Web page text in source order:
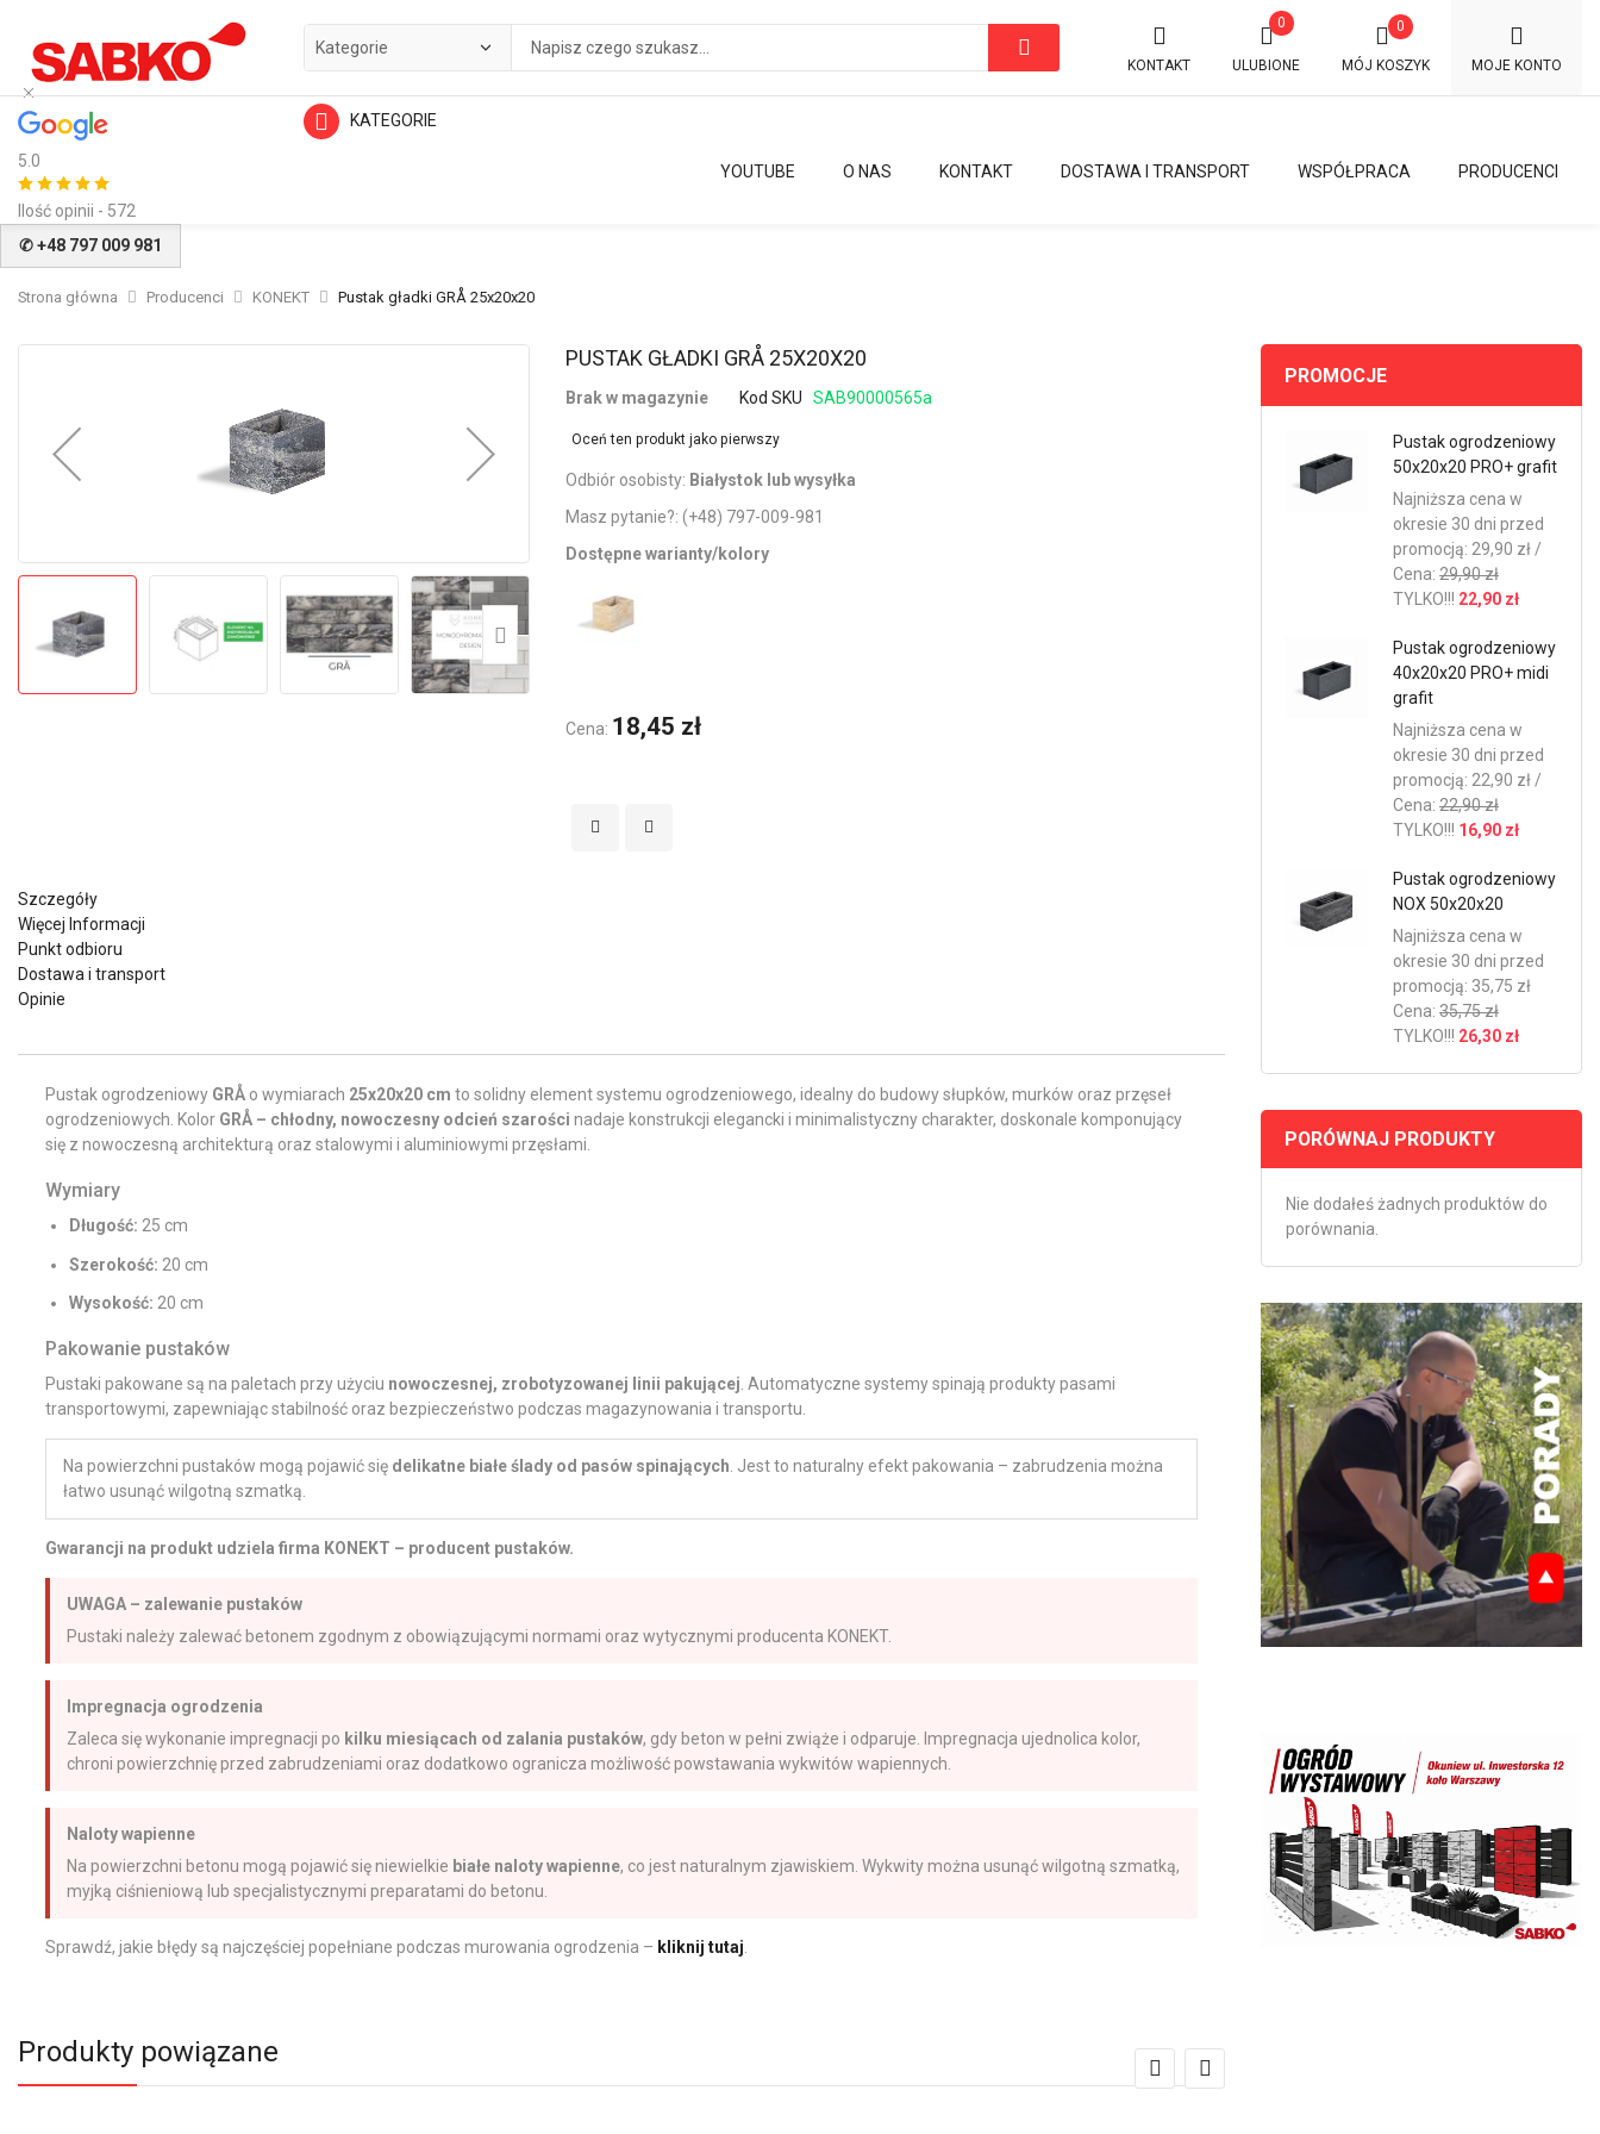
5.0
Ilość opinii - 572
KONTAKT
0
ULUBIONE MÓJ KOSZYK
0
MOJE KONTO
KATEGORIE
PRODUCENCI
WSPÓŁPRACA
DOSTAWA I TRANSPORT
KONTAKT
O NAS
YOUTUBE
✆ +48 797 009 981
Strona główna Producenci KONEKT Pustak gładki GRÅ 25x20x20
Przejdź
początek
PUSTAK GŁADKI GRÅ 25X20X20
Brak w magazynie Kod SKU SAB90000565a
Oceń ten produkt jako pierwszy
Odbiór osobisty: Białystok lub wysyłka
Masz pytanie?: (+48) 797-009-981
Dostępne warianty/kolory
Cena: 18,45 zł
Szczegóły
Więcej Informacji
Punkt odbioru
Dostawa i transport
Opinie
Pustak ogrodzeniowy GRÅ o wymiarach 25x20x20 cm to solidny element systemu ogrodzeniowego, idealny do budowy słupków, murków oraz przęseł
ogrodzeniowych. Kolor GRÅ – chłodny, nowoczesny odcień szarości nadaje konstrukcji elegancki i minimalistyczny charakter, doskonale komponujący
się z nowoczesną architekturą oraz stalowymi i aluminiowymi przęsłami.
Wymiary
Długość: 25 cm
Szerokość: 20 cm
Wysokość: 20 cm
Pakowanie pustaków
Pustaki pakowane są na paletach przy użyciu nowoczesnej, zrobotyzowanej linii pakującej . Automatyczne systemy spinają produkty pasami
transportowymi, zapewniając stabilność oraz bezpieczeństwo podczas magazynowania i transportu.
Na powierzchni pustaków mogą pojawić się delikatne białe ślady od pasów spinających . Jest to naturalny efekt pakowania – zabrudzenia można
łatwo usunąć wilgotną szmatką.
Gwarancji na produkt udziela firma KONEKT – producent pustaków.
UWAGA – zalewanie pustaków
Pustaki należy zalewać betonem zgodnym z obowiązującymi normami oraz wytycznymi producenta KONEKT.
Impregnacja ogrodzenia
Zaleca się wykonanie impregnacji po kilku miesiącach od zalania pustaków, gdy beton w pełni zwiąże i odparuje. Impregnacja ujednolica kolor,
chroni powierzchnię przed zabrudzeniami oraz dodatkowo ogranicza możliwość powstawania wykwitów wapiennych.
Naloty wapienne
Na powierzchni betonu mogą pojawić się niewielkie białe naloty wapienne, co jest naturalnym zjawiskiem. Wykwity można usunąć wilgotną szmatką,
myjką ciśnieniową lub specjalistycznymi preparatami do betonu.
Sprawdź, jakie błędy są najczęściej popełniane podczas murowania ogrodzenia – kliknij tutaj
Produkty powiązane
PROMOCJE
Pustak ogrodzeniowy
50x20x20 PRO+ grafit
Najniższa cena w
okresie 30 dni przed
promocją: 29,90 zł /
Cena: 29,90 zł
TYLKO!!! 22,90 zł
Pustak ogrodzeniowy
40x20x20 PRO+ midi
grafit
Najniższa cena w
okresie 30 dni przed
promocją: 22,90 zł /
Cena: 22,90 zł
TYLKO!!! 16,90 zł
Pustak ogrodzeniowy
NOX 50x20x20
Najniższa cena w
okresie 30 dni przed
promocją: 35,75 zł
Cena: 35,75 zł
TYLKO!!! 26,30 zł
PORÓWNAJ PRODUKTY
Nie dodałeś żadnych produktów do
porównania.